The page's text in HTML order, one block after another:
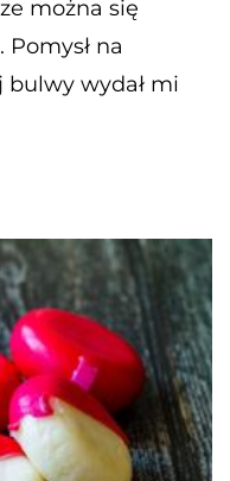
można się
na
bulwy wydał mi